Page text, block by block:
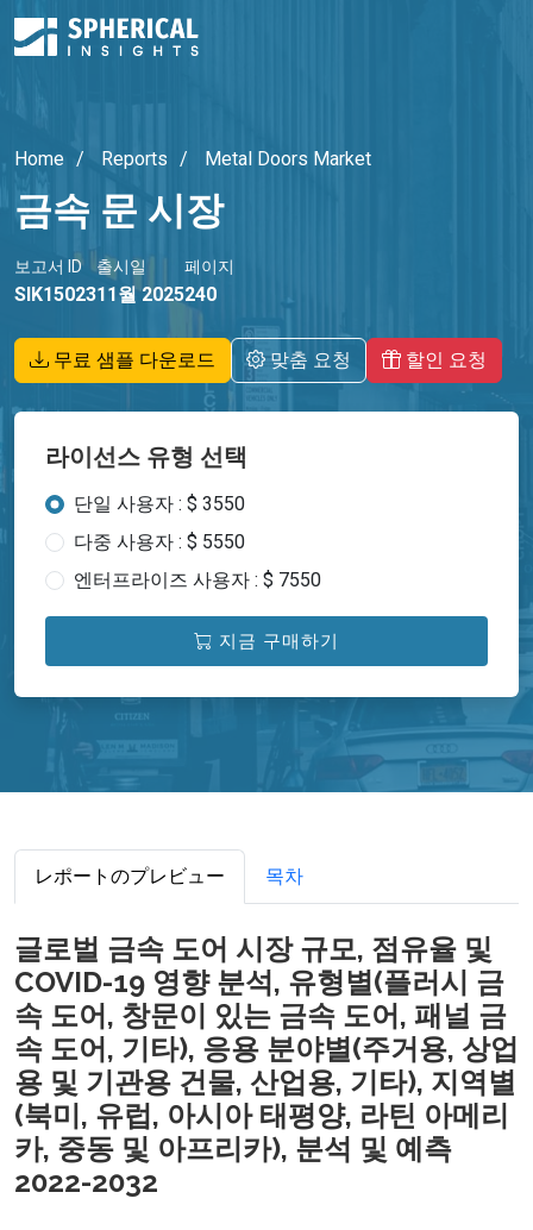
Home Reports Metal Doors Market
금속 문 시장
보고서 ID
SIK15023
출시일
11월 2025
페이지
240
무료 샘플 다운로드 맞춤 요청 할인 요청
라이선스 유형 선택
단일 사용자 : $ 3550
다중 사용자 : $ 5550
엔터프라이즈 사용자 : $ 7550
지금 구매하기
レポートのプレビュー 목차
글로벌 금속 도어 시장 규모, 점유율 및
COVID-19 영향 분석, 유형별(플러시 금
속 도어, 창문이 있는 금속 도어, 패널 금
속 도어, 기타), 응용 분야별(주거용, 상업
용 및 기관용 건물, 산업용, 기타), 지역별
(북미, 유럽, 아시아 태평양, 라틴 아메리
카, 중동 및 아프리카), 분석 및 예측
2022-2032